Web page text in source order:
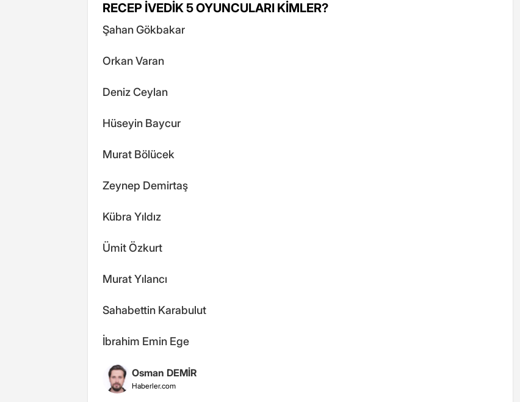
RECEP İVEDİK 5 OYUNCULARI KİMLER?
Şahan Gökbakar
Orkan Varan
Deniz Ceylan
Hüseyin Baycur
Murat Bölücek
Zeynep Demirtaş
Kübra Yıldız
Ümit Özkurt
Murat Yılancı
Sahabettin Karabulut
İbrahim Emin Ege
Osman DEMİR
Haberler.com